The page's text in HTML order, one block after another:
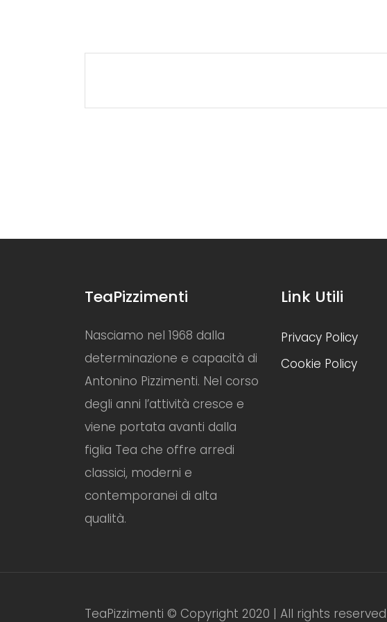
TeaPizzimenti
Nasciamo nel 1968 dalla
determinazione e capacità di
Antonino Pizzimenti. Nel corso
degli anni l’attività cresce e
viene portata avanti dalla
figlia Tea che offre arredi
classici, moderni e
contemporanei di alta
qualità.
Link Utili
Privacy Policy
Cookie Policy
TeaPizzimenti © Copyright 2020 | All rights